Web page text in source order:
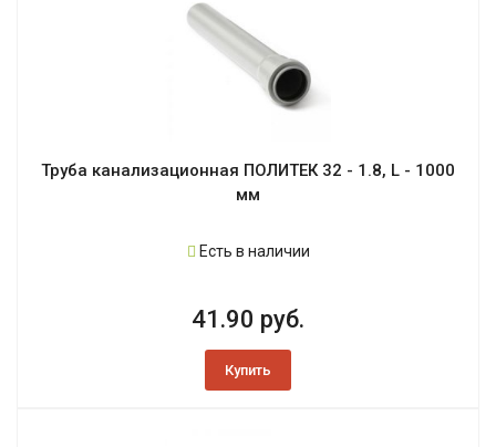
Труба канализационная ПОЛИТЕК 32 - 1.8, L - 1000
мм
Есть в наличии
41.90 руб.
Купить